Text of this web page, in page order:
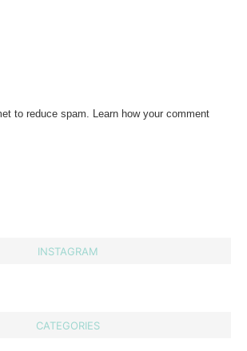
to reduce spam. Learn how your comment
INSTAGRAM
CATEGORIES